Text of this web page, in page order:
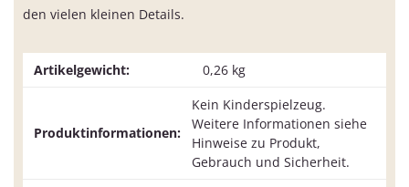
den vielen kleinen Details.
Artikelgewicht: 0,26 kg
Produktinformationen:
Kein Kinderspielzeug.
Weitere Informationen siehe
Hinweise zu Produkt,
Gebrauch und Sicherheit.